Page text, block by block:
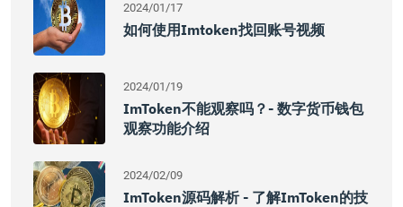
2024/01/17
如何使用imtoken找回账号视频
2024/01/19
ImToken不能观察吗？- 数字货币钱包
观察功能介绍
2024/02/09
ImToken源码解析 - 了解imToken的技